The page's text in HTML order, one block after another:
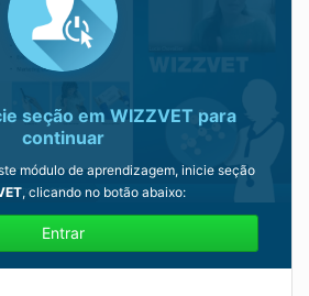
seção em WIZZVET para
continuar
módulo de aprendizagem, inicie seção
, clicando no botão abaixo:
Entrar